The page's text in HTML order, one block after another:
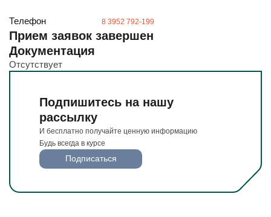
Телефон 8 3952 792-199
Прием заявок завершен
Документация
Отсутствует
Подпишитесь на нашу
рассылку
И бесплатно получайте ценную информацию
Будь всегда в курсе
Подписаться